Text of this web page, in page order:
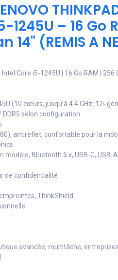
1245U – 16 Go
14" (REMIS A
Core i5-1245U | 16 Go RAM | 256
(10 cœurs, jusqu’à 4.4 GHz, 12ᵉ
DDR5 selon configuration
antireflet, confortable pour la
modèle, Bluetooth 5.x, USB-C, USB-
de confidentialité
ThinkShield
avancée, multitâche,